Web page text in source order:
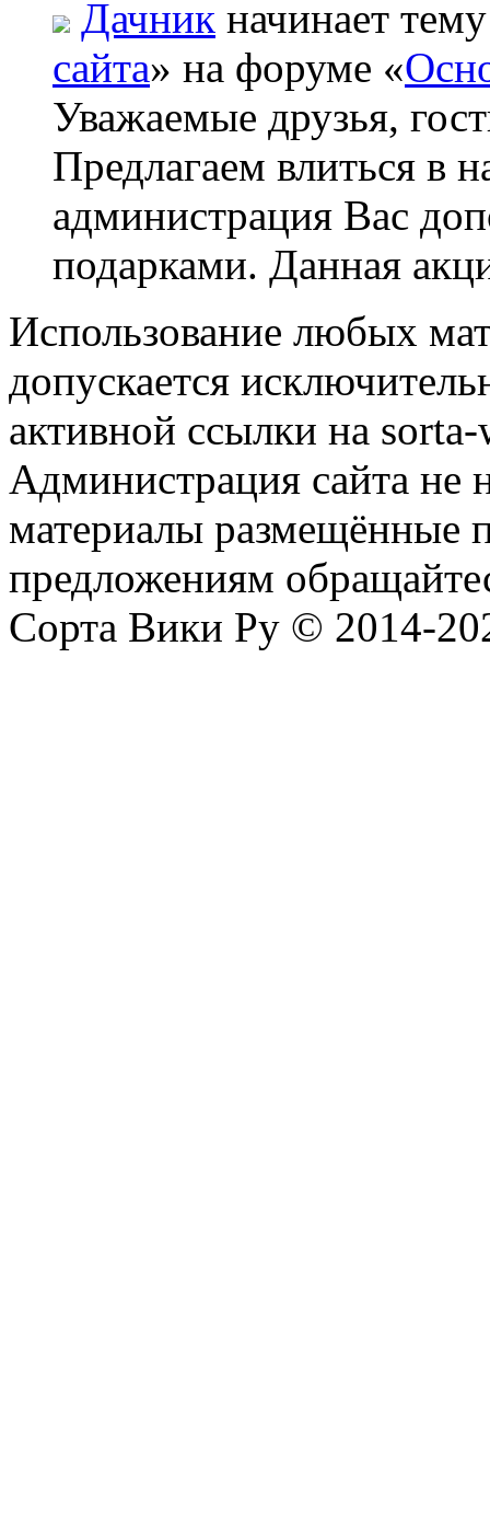
Дачник начинает
сайта» на форуме «
Уважаемые друзья,
Предлагаем влиться в
администрация Вас
подарками. Данная
Использование любых
допускается
активной ссылки на
Администрация сайта не
материалы размещённые
предложениям
Сорта Вики Ру © 2014-